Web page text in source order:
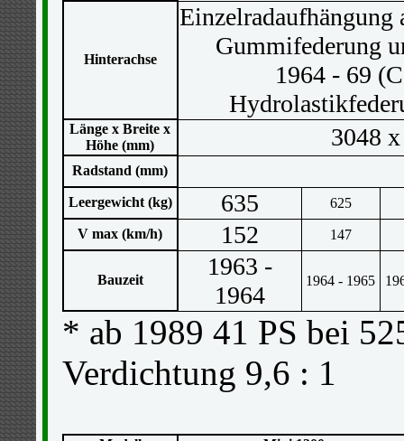
Hinterachse
Einzelradaufhängung
Gummifederung
1964 - 69
Länge x Breite x
Höhe (mm)
3048
Radstand (mm)
Leergewicht (kg) 635
625
V max (km/h)
152 147
Bauzeit
1963 -
1964
1964 - 1965
* ab 1989 41 PS bei
Verdichtung 9,6 : 1